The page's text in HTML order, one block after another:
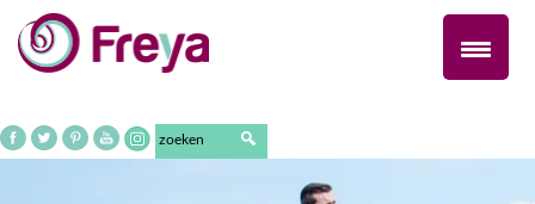
inhoud